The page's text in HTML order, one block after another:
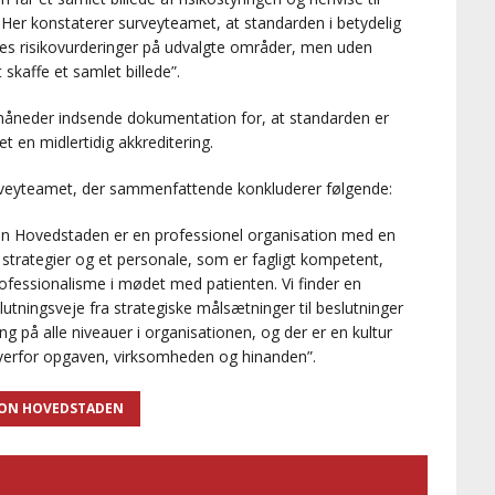
konstaterer surveyteamet, at standarden i betydelig
risikovurderinger på udvalgte områder, men uden
et samlet billede”.
indsende dokumentation for, at standarden er
en midlertidig akkreditering.
der sammenfattende konkluderer følgende:
Hovedstaden er en professionel organisation med en
og et personale, som er fagligt kompetent,
i mødet med patienten. Vi finder en
fra strategiske målsætninger til beslutninger
på alle niveauer i organisationen, og der er en kultur
opgaven, virksomheden og hinanden”.
HOVEDSTADEN